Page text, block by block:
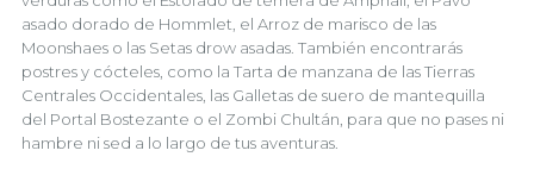
asado dorado de Hommlet, el Arroz de marisco de las
Moonshaes o las Setas drow asadas. También encontrarás
postres y cócteles, como la Tarta de manzana de las Tierras
Centrales Occidentales, las Galletas de suero de mantequilla
del Portal Bostezante o el Zombi Chultán, para que no pases ni
hambre ni sed a lo largo de tus aventuras.